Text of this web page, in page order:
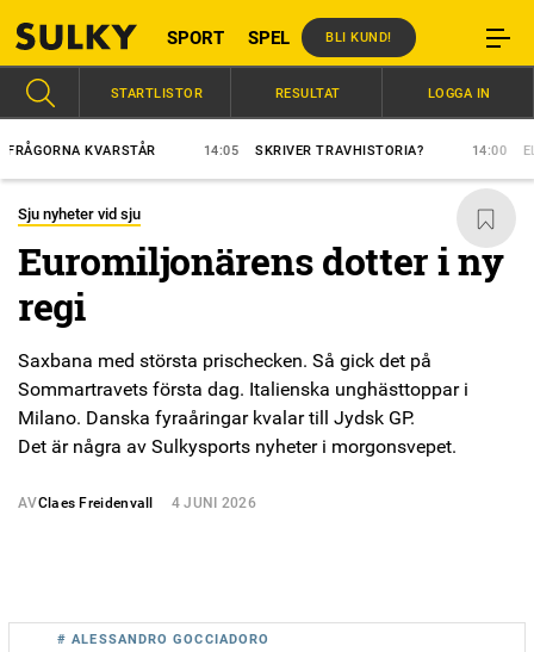
SPORT SPEL BLI KUND!
KVARSTÅR SKRIVER TRAVHISTORIA? ELFTE
STARTLISTOR RESULTAT LOGGA IN
Sju nyheter vid sju
Euromiljonärens dotter i ny
regi
Saxbana med största prischecken. Så gick det på
Sommartravets första dag. Italienska unghästtoppar i
Milano. Danska fyraåringar kvalar till Jydsk GP.
Det är några av Sulkysports nyheter i morgonsvepet.
AVClaes Freidenvall 4 JUNI 2026
# ALESSANDRO GOCCIADORO